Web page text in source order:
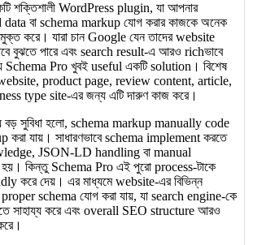
শক্তিশালী WordPress plugin, যা আপনার
data বা schema markup যোগ করার কাজকে অনেক
করে। যারা চান Google যেন তাদের website
বুঝতে পারে এবং search result-এ আরও richভাবে
Schema Pro খুবই useful একটি solution। বিশেষ
product page, review content, article,
type site-এর জন্য এটি দারুণ কাজ করে।
বড় সুবিধা হলো, schema markup manually code
করা যায়। সাধারণভাবে schema implement করতে
JSON-LD handling বা manual
কিন্তু Schema Pro এই পুরো process-টাকে
করে দেয়। এর মাধ্যমে website-এর বিভিন্ন
schema যোগ করা যায়, যা search engine-কে
সাহায্য করে এবং overall SEO structure আরও